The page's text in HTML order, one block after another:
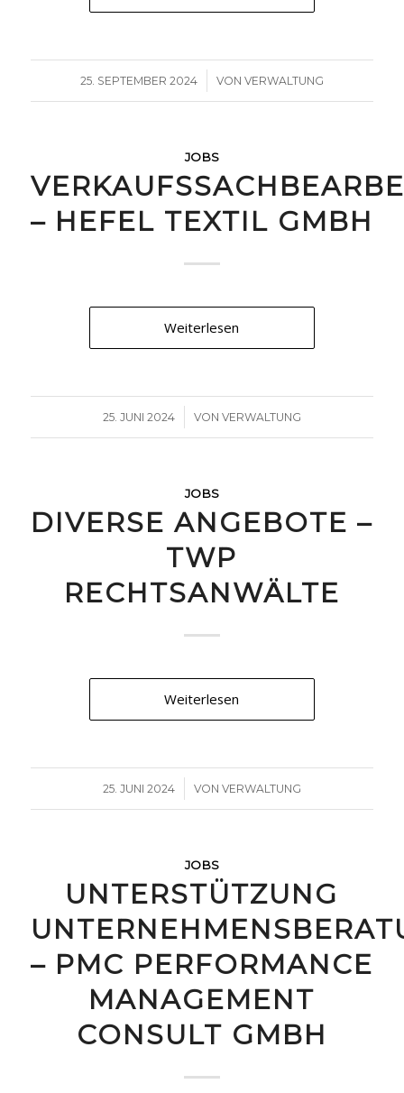
25. SEPTEMBER 2024
/ VON VERWALTUNG
JOBS
– HEFEL TEXTIL GMBH
Weiterlesen
25. JUNI 2024
/ VON VERWALTUNG
JOBS
DIVERSE ANGEBOTE –
TWP
RECHTSANWÄLTE
Weiterlesen
25. JUNI 2024
/ VON VERWALTUNG
JOBS
UNTERSTÜTZUNG
– PMC PERFORMANCE
MANAGEMENT
CONSULT GMBH